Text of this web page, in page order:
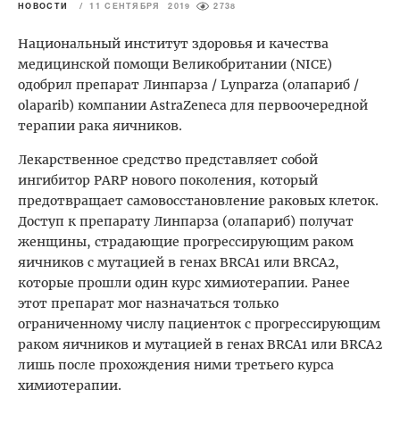
НОВОСТИ / 11 СЕНТЯБРЯ 2019 2738
Национальный институт здоровья и качества
медицинской помощи Великобритании (NICE)
одобрил препарат Линпарза / Lynparza (олапариб /
оlaparib) компании AstraZeneca для первоочередной
терапии рака яичников.
Лекарственное средство представляет собой
ингибитор PARP нового поколения, который
предотвращает самовосстановление раковых клеток.
Доступ к препарату Линпарза (олапариб) получат
женщины, страдающие прогрессирующим раком
яичников с мутацией в генах BRCA1 или BRCA2,
которые прошли один курс химиотерапии. Ранее
этот препарат мог назначаться только
ограниченному числу пациенток с прогрессирующим
раком яичников и мутацией в генах BRCA1 или BRCA2
лишь после прохождения ними третьего курса
химиотерапии.